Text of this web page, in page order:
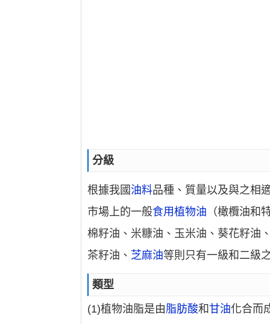
分級
根據我國 油料品種、質量以及與之相
市場上的一般食用植物油 （橄欖油和
棉籽油、米糠油、玉米油、葵花籽油
茶籽油、 芝麻油等則只有一級和二級
類型
(1)植物油脂是由脂肪酸和甘油化合而